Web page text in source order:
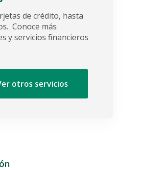
de crédito, hasta
Conoce más
y servicios financieros
otros servicios